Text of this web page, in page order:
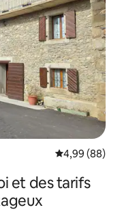
Évaluation
4,99 (88)
et des tarifs